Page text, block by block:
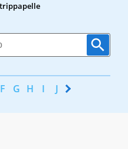
F G H I J K